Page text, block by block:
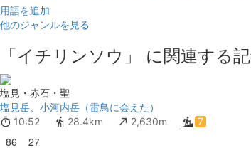
用語を追加
他のジャンルを見る
「イチリンソウ」 に関連する記
塩見・赤石・聖
塩見岳、小河内岳（雷鳥に会えた）
10:52 28.4km 2,630m 7
86 27